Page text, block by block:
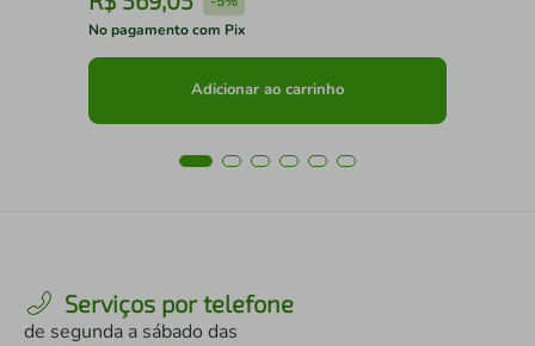
No pagamento com Pix
Adicionar ao carrinho
Serviços por telefone
de segunda a sábado das